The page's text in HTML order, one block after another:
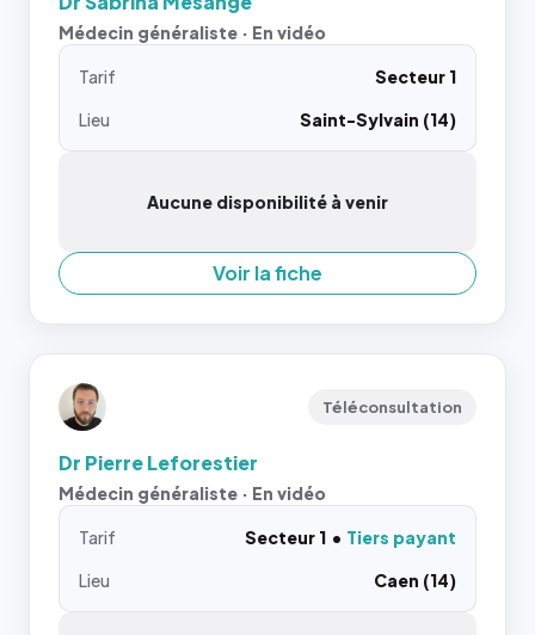
Médecin généraliste · En vidéo
Tarif
Secteur 1
Lieu
Saint-Sylvain (14)
Aucune disponibilité à venir
Voir la fiche
Téléconsultation
Dr Pierre Leforestier
Médecin généraliste · En vidéo
Tarif Secteur 1
Tiers payant
Lieu
Caen (14)